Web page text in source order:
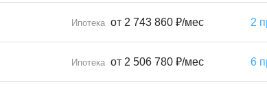
Ипотека от 2 743 860 ₽/мес 2
Ипотека от 2 506 780 ₽/мес 6